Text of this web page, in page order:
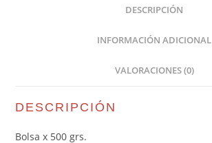
DESCRIPCIÓN
INFORMACIÓN ADICIONAL
VALORACIONES (0)
DESCRIPCIÓN
Bolsa x 500 grs.